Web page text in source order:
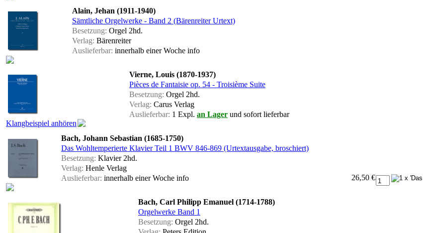
Alain, Jehan (1911-1940)
Sämtliche Orgelwerke - Band 2 (Bärenreiter Urtext)
Besetzung: Orgel 2hd.
Verlag: Bärenreiter
Auslieferbar: innerhalb einer Woche info
Klangbeispiel anhören
Vierne, Louis (1870-1937)
Pièces de Fantaisie op. 54 - Troisième Suite
Besetzung: Orgel 2hd.
Verlag: Carus Verlag
Auslieferbar: 1 Expl. an Lager und sofort lieferbar
Bach, Johann Sebastian (1685-1750)
Das Wohltemperierte Klavier Teil 1 BWV 846-869 (Urtextausgabe, broschiert)
Besetzung: Klavier 2hd.
Verlag: Henle Verlag
Auslieferbar: innerhalb einer Woche info
26,50 €
Bach, Carl Philipp Emanuel (1714-1788)
Orgelwerke Band 1
Besetzung: Orgel 2hd.